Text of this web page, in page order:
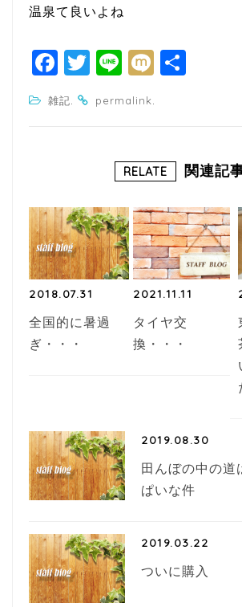
温泉て良いよね
F
a
c
o
k
T
itt
Li
n
e
M
雑記. permalink.
RELATE 関連記
2018.07.31
全国的に暑過
ぎ・・・
2021.11.11
タイヤ交
換・・・
2019.08.30
田んぼの中の道
ぱいな件
2019.03.22
ついに購入